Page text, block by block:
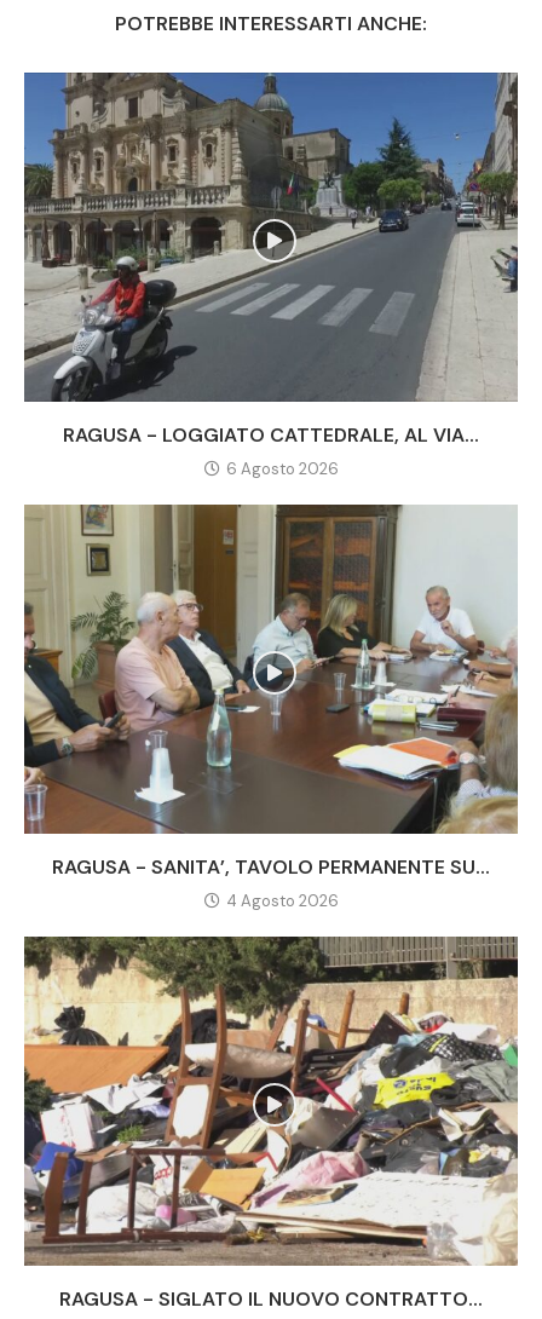
POTREBBE INTERESSARTI ANCHE:
RAGUSA - LOGGIATO CATTEDRALE, AL VIA...
6 Agosto 2026
RAGUSA - SANITA’, TAVOLO PERMANENTE SU...
4 Agosto 2026
RAGUSA - SIGLATO IL NUOVO CONTRATTO...